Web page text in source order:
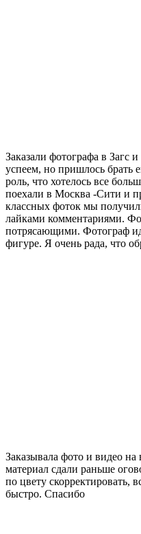
Заказали фотографа в Загс
успеем, но пришлось брать
роль, что хотелось все
поехали в Москва -Сити и
классных фоток мы
лайками комментариями.
потрясающими. Фотограф
фигуре. Я очень рада, что
Заказывала фото и видео
материал сдали раньше
по цвету скорректировать,
быстро. Спасибо